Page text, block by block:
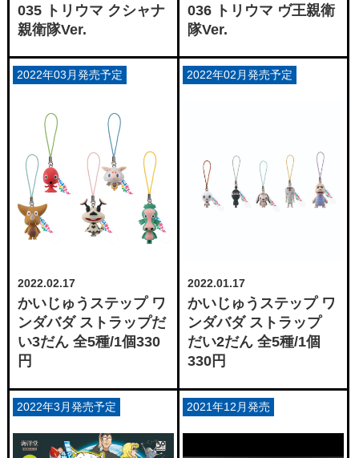
035 トリウマ クシャナ
親衛隊Ver.
036 トリウマ ヴ王親衛
隊Ver.
2022.02.17
かいじゅうステップ ワ
ンダバダ ストラップだ
い3だん 全5種/1個330
円
2022年03月発売予定
2022.01.17
かいじゅうステップ ワ
ンダバダ ストラップ
だい2だん 全5種/1個
330円
2022年02月発売予定
2022年3月発売予定 2021年12月発売